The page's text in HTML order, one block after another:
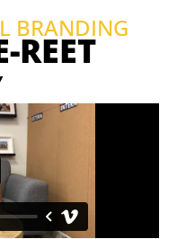
BRANDING
REET